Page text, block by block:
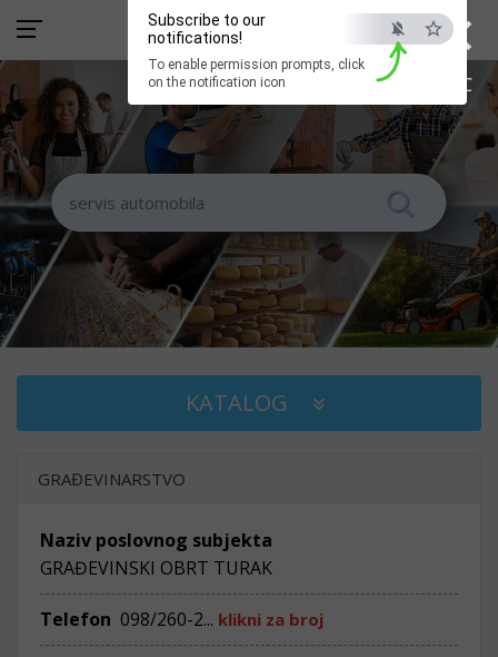
×
ESC
Subscribe to our
notifications!
To enable permission prompts, click
on the notification icon
KATALOG
GRAĐEVINARSTVO
Naziv poslovnog subjekta
GRAĐEVINSKI OBRT TURAK
Telefon 098/260-2... klikni za broj